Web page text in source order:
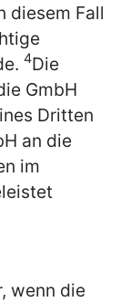
diesem Fall
4Die
GmbH
Dritten
an die
im
wenn die